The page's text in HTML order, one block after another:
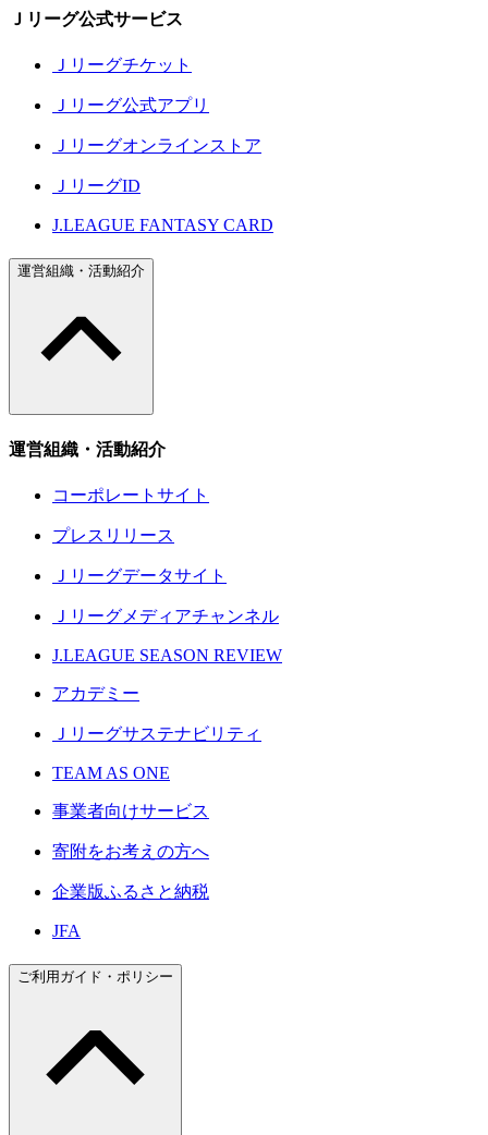
Ｊリーグ公式サービス
Ｊリーグチケット
Ｊリーグ公式アプリ
Ｊリーグオンラインストア
ＪリーグID
J.LEAGUE FANTASY CARD
運営組織・活動紹介
運営組織・活動紹介
コーポレートサイト
プレスリリース
Ｊリーグデータサイト
Ｊリーグメディアチャンネル
J.LEAGUE SEASON REVIEW
アカデミー
Ｊリーグサステナビリティ
TEAM AS ONE
事業者向けサービス
寄附をお考えの方へ
企業版ふるさと納税
JFA
ご利用ガイド・ポリシー